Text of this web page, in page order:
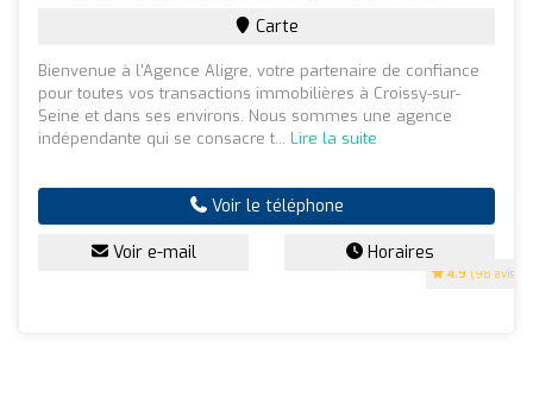
4.9 (98 avis)
Carte
Bienvenue à l'Agence Aligre, votre partenaire de confiance
pour toutes vos transactions immobilières à Croissy-sur-
Seine et dans ses environs. Nous sommes une agence
indépendante qui se consacre t... Lire la suite
Voir le téléphone
Voir e-mail Horaires